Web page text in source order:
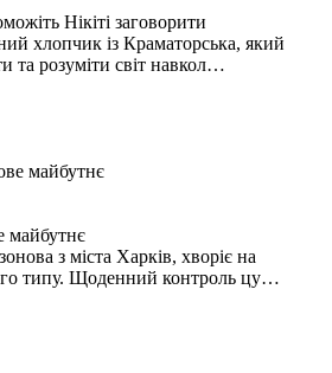
Нікіті заговорити
хлопчик із Краматорська, який
та розуміти світ навкол…
майбутнє
з міста Харків, хворіє на
типу. Щоденний контроль цу…